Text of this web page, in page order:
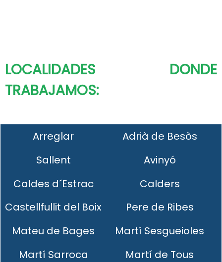
LOCALIDADES DONDE
TRABAJAMOS:
Arreglar
Adrià de Besòs
Sallent
Avinyó
Caldes d´Estrac
Calders
Castellfullit del Boix
Pere de Ribes
Mateu de Bages
Martí Sesgueioles
Martí Sarroca
Martí de Tous